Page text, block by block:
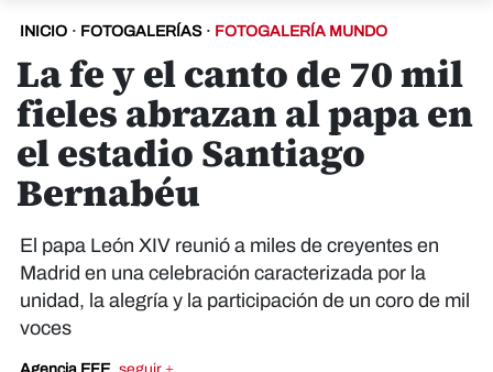
INICIO · FOTOGALERÍAS · FOTOGALERÍA MUNDO
La fe y el canto de 70 mil
fieles abrazan al papa en
el estadio Santiago
Bernabéu
El papa León XIV reunió a miles de creyentes en
Madrid en una celebración caracterizada por la
unidad, la alegría y la participación de un coro de mil
voces